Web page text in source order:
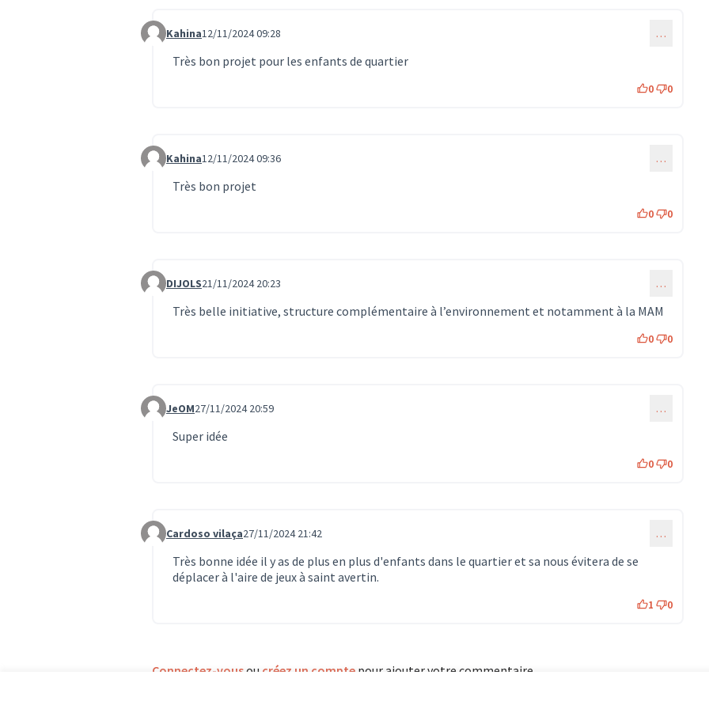
Commentaire 1135
Kahina12/11/2024 09:28 …
Très bon projet pour les enfants de quartier
0 0
Commentaire 1136
Kahina12/11/2024 09:36 …
Très bon projet
0 0
Commentaire 1272
DIJOLS21/11/2024 20:23 …
Très belle initiative, structure complémentaire à l’environnement et notamment à la MAM
0 0
Commentaire 1422
JeOM27/11/2024 20:59 …
Super idée
0 0
Commentaire 1425
Cardoso vilaça27/11/2024 21:42 …
Très bonne idée il y as de plus en plus d'enfants dans le quartier et sa nous évitera de se
déplacer à l'aire de jeux à saint avertin.
1 0
Connectez-vousou créez un compte pour ajouter votre commentaire.